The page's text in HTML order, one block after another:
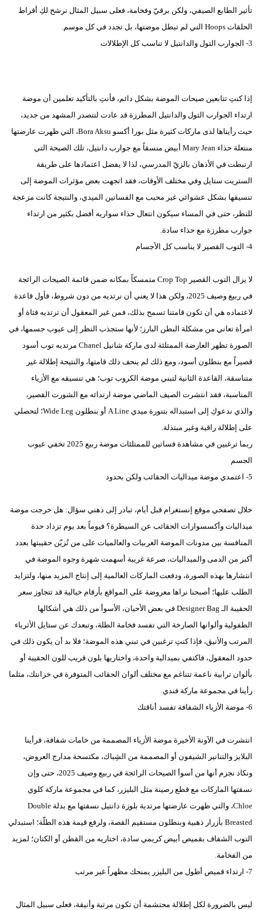
تأثير الطابع الصيفي، ولكن برقيّ وفخامة، فعلى سبيل المثال نرشح لكِ أقراط
الحلقات Hoops التي لم تبطل موضتها، بل تجدد في كل موسم.
3- الجوارب التول والدانتيل لا تناسب كل الإطلالات
إذا كنتِ تتابعين صيحات الموضة بشكل دائم، فأنتِ بالتأكيد تعلمين أن موضة
ارتداء الجوارب التول والدانتيل المطرزة قد عادت لتتصدر المشهد من جديد،
حيث رأيناها لدى ماركات كثيرة مثل بورا أكسو Bora Aksu، التي ظهرت عارضتها
منتعلة حذاء Mary Jean أبيض منسقاً مع جوارب دانتيل، تلك الصيحة التي
ارتبطت في الأذهان بالزيّ المدرسي، لذا لا يفضل اعتمادها على طريقة
الستريت ستايل وفي مختلف الأوقات، فقد اتجهت بعض مؤثرات الموضة إلى
تنسيقها بشكل عشوائي غير محبب مع الفساتين الميدي، والنتيجة كانت مزعجة
للنظر، حتى في المساء سيكون انتعال حذاء سواريه أفضل بكثير من ارتداء
جوارب مطرزة مع حذاء سادة.
4- التوب القصير لا يناسب كل الأجسام
لا يزال التوب القصير Crop Top متمسكاً بمكانه ضمن قائمة الصيحات الرائجة
في ربيع وصيف 2025، ولكن هذا لا يعني أن نرتديه من دون شروط، فأول قاعدة
لاعتماده هي أن تكون قامتنا تسمح بذلك، فمن غير المعقول أن ترتديه فتاة أو
امرأة تعاني من مشكلة البطن البارز؛ لأنها ستجذب النظر إلى عيوب جسمها، في
الصورة تظهر العارضة الممتلئة لدى ماركة شانيل Chanel مرتديه توب أسود
قصيراً مع بنطلون أسود، ومع ذلك لم ينحف ذلك قامتها، والنتيجة إطلالة غير
متناسقة، القاعدة الثانية لتبني موضة الكروب توب؛ هي تنسيقه مع الأزياء
المناسبة، فقد انتشرت الصيف الماضي موضة ارتدائه مع الشورت القصير،
والذي ندعوكِ إلى استبداله بتنورة ميدي A Line أو بنطلون Wide Leg؛ لتحصلي
على إطلالة راقية وغير مبتذلة.
ربما ترغبين في مشاهدة فساتين للممتلئات موضة ربيع 2025 تخفي عيوب
الجسم
5- اعتمدي موضة ميداليات الحقائب ولكن بحدود
خلال تصفحي موقع إنستغرام قبل أيام، تبادر إلى ذهني سؤال: هل خرجت موضة
ميداليات وأكسسوارات الحقائب عن السيطرة؟ فيوماً بعد يوم تزداد حدة
المنافسة بين مدونات الموضة العربيات والعالميات على من تُزيّن حقيبتها بعدد
أكبر من الدمى والميداليات، صرعة غريبة أسهمت شهرة وجوه الموضة في
انتشارها بهذه الصورة، ودفعت الماركات العالمية إلى إنتاج المزيد منها، ولتزايد
الطلب عليها؛ أصبحنا نراها معروضة على المواقع بأرقام خيالية قد تتجاوز سعر
الحقيبة الـ Designer Bag في بعض الأحيان، الأسوأ من ذلك هي أشكالها
الطفولية وألوانها الصارخة التي تفسد فخامة الطلة، وتبعدك عن ستايل الأثرياء
المرتب والأنيق، فإذا كنتِ ترغبين في تبني هذه الموضة؛ فلا بد أن يكون ذلك في
حدود المعقول، فاكتفي بميدالية واحدة، واختاريها بلون قريب للون الحقيبة أو
بألوان ترابية ناعمة تتناغم مع مختلف ألوان الحقائب المتوفرة في خزانتك، مثلما
رأينا في مجموعة ماركة فندي.
6- موضة الأزياء الشفافة تفسد أناقتك
انتشرت في الآونة الأخيرة موضة الأزياء المصممة من خامات شفافة، فرأينا
البلايز والتنانير الشيفون أو المصممة من الشِباك، مكتسحة مدارج العروض،
ونكاد نجزم أنها من أسوأ الصيحات الرائجة في ربيع وصيف 2025، حتى وإن
نسقتها الماركات مع قطع رصينة مثل البليزر، كما في مجموعة ماركة كلوي
Chloe، والتي ظهرت عارضتها مرتدية بلوزة دانتيل نسقتها مع بدلة Double
Breasted بأزرار ذهبية وبنطلون مستقيم القصة، ولرفع قيمة هذه الطلّة؛ استبدلي
التوب الشفاف بقميص أبيض كريمي سادة، اختاريه من القطن أو الكتان؛ لمزيد
من الفخامة.
7- ارتداء قميص أطول من البليزر يمنحك مظهراً غير مرتب
ليس بالضرورة لكل إطلالة محتشمة أن تكون مرتبة وأنيقة، فعلى سبيل المثال